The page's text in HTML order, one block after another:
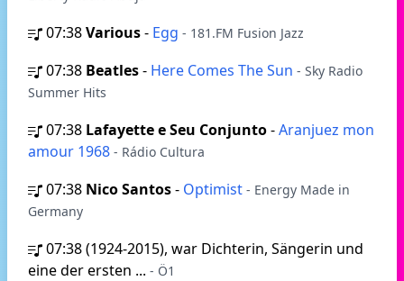
07:38Various- Egg - 181.FM Fusion Jazz
07:38 Beatles- Here Comes The Sun - Sky Radio
Summer Hits
07:38 Lafayette e Seu Conjunto-Aranjuez mon
amour 1968 - Rádio Cultura
07:38 Nico Santos- Optimist - Energy Made in
Germany
07:38(1924-2015), war Dichterin, Sängerin und
eine der ersten ... - Ö1